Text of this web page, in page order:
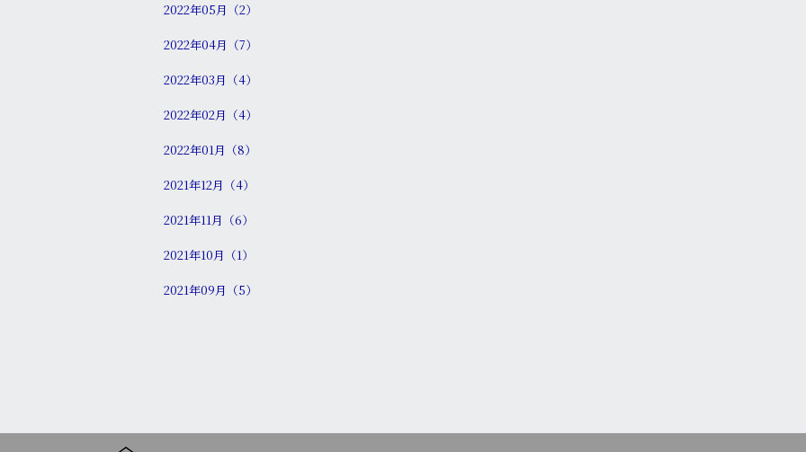
2022年05月（2）
2022年04月（7）
2022年03月（4）
2022年02月（4）
2022年01月（8）
2021年12月（4）
2021年11月（6）
2021年10月（1）
2021年09月（5）